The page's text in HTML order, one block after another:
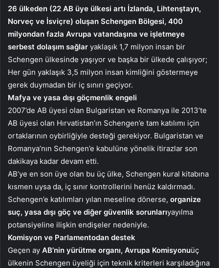
26 ülkeden (22 AB üye ülkesi artı İzlanda, Lihtenştayn,
Norveç ve İsviçre) oluşan Schengen Bölgesi, 400
milyondan fazla Avrupa vatandaşına ve işletmeye
serbest dolaşım sağlar yaklaşık 1,7 milyon insan bir
Schengen ülkesinde yaşıyor ve başka bir ülkede çalışıyor;
Her gün yaklaşık 3,5 milyon insan kimliğini göstermeye
gerek duymadan bir iç sınırı geçiyor.
Mafya ve yasa dışı göçmenlik engeli
2007’de AB üyesi olan Bulgaristan ve Romanya ile 2013’te
AB üyesi olan Hırvatistan’ın Schengen’e tam katılımı için
ortaklarının oybirliğiyle desteği gerekiyor. Bulgaristan ve
Romanya’nın Schengen’e kabulüne yönelik itirazlar son
dakikaya kadar devam etti.
AB’ye en son üye olan bu üç ülke, Schengen kural kitabına
kısmen uysa da, iç sınır kontrollerini henüz kaldırmadı.
Schengen’e katılımları yılan meseline dönerse, organize
suç, yasa dışı göç ve diğer güvenlik sorunlarıyayılma
potansiyeline ilişkin endişeler nedeniyle.
Komisyon ve Parlamentodan destek
Geçen ay AB’nin yürütme organı, Avrupa Komisyonuüç
ülkenin Schengen üyeliği için teknik kriterleri karşıladığına